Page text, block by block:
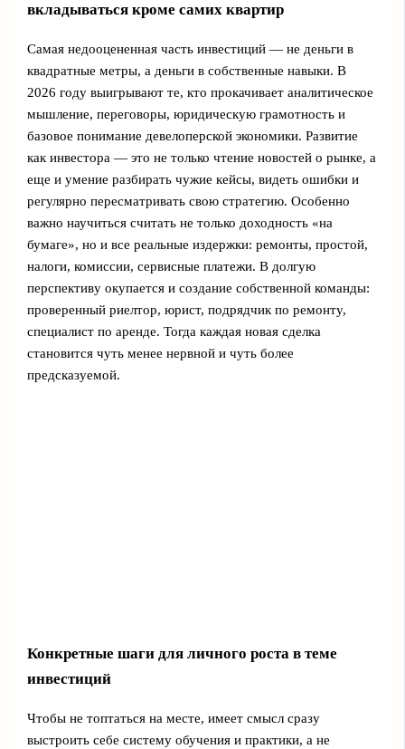
вкладываться кроме самих квартир
Самая недооцененная часть инвестиций — не деньги в
квадратные метры, а деньги в собственные навыки. В
2026 году выигрывают те, кто прокачивает аналитическое
мышление, переговоры, юридическую грамотность и
базовое понимание девелоперской экономики. Развитие
как инвестора — это не только чтение новостей о рынке, а
еще и умение разбирать чужие кейсы, видеть ошибки и
регулярно пересматривать свою стратегию. Особенно
важно научиться считать не только доходность «на
бумаге», но и все реальные издержки: ремонты, простой,
налоги, комиссии, сервисные платежи. В долгую
перспективу окупается и создание собственной команды:
проверенный риелтор, юрист, подрядчик по ремонту,
специалист по аренде. Тогда каждая новая сделка
становится чуть менее нервной и чуть более
предсказуемой.
Конкретные шаги для личного роста в теме
инвестиций
Чтобы не топтаться на месте, имеет смысл сразу
выстроить себе систему обучения и практики, а не